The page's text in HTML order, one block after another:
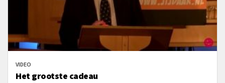
VIDEO
Het grootste cadeau